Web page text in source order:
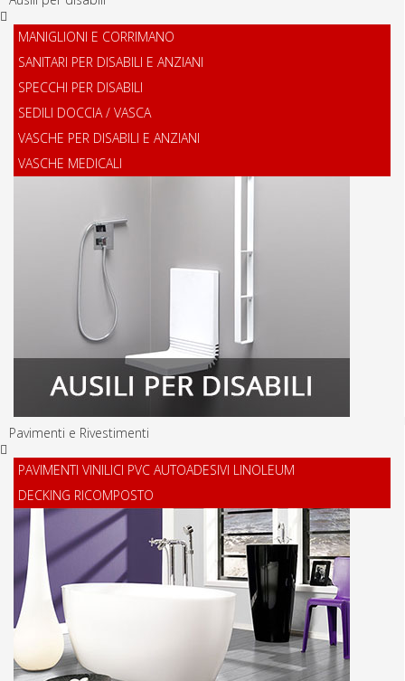
MANIGLIONI E CORRIMANO
SANITARI PER DISABILI E ANZIANI
SPECCHI PER DISABILI
SEDILI DOCCIA / VASCA
VASCHE PER DISABILI E ANZIANI
VASCHE MEDICALI
Pavimenti e Rivestimenti
PAVIMENTI VINILICI PVC AUTOADESIVI LINOLEUM
DECKING RICOMPOSTO